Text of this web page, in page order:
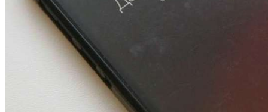
Сладкий праздник в Волгограде: в Центральном
парке прошёл фестиваль „Арбузный переполох“
Волгоградские компании нарастили экспорт:
заключены контракты на 3,6 млн долларов